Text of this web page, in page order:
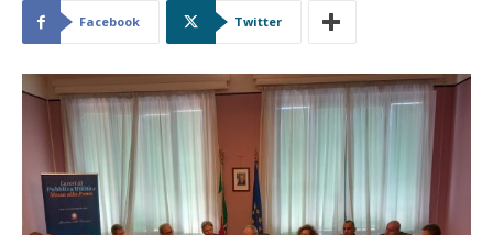
Facebook Twitter